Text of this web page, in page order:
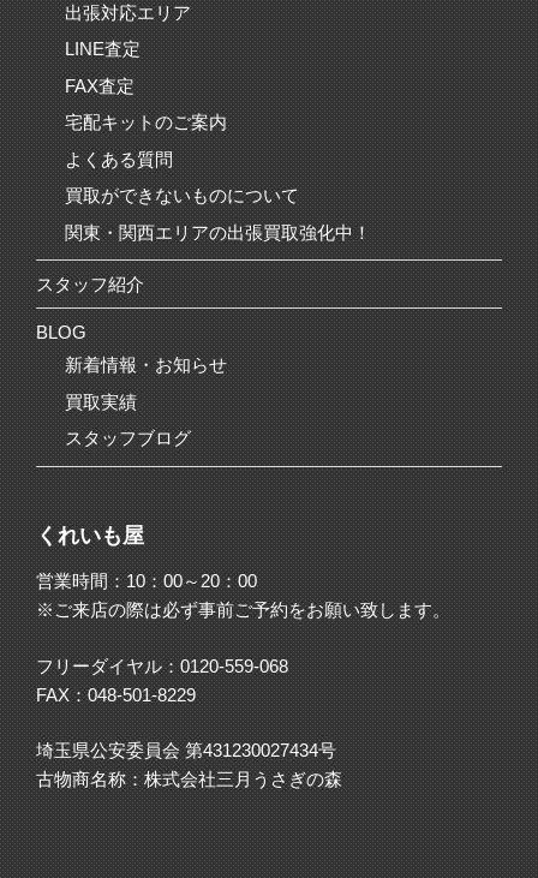
出張対応エリア
LINE査定
FAX査定
宅配キットのご案内
よくある質問
買取ができないものについて
関東・関西エリアの出張買取強化中！
スタッフ紹介
BLOG
新着情報・お知らせ
買取実績
スタッフブログ
くれいも屋
営業時間：10：00～20：00
※ご来店の際は必ず事前ご予約をお願い致します。
フリーダイヤル：0120-559-068
FAX：048-501-8229
埼玉県公安委員会 第431230027434号
古物商名称：株式会社三月うさぎの森